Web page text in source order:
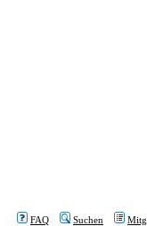
FAQ Suchen